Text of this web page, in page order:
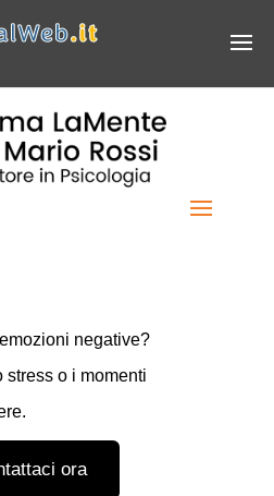
negative?
stress o i momenti
ora